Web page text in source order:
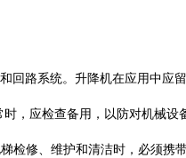
路系统。升降机在应用中应
，应检查备用，以防对机械
修、维护和清洁时，必须携带